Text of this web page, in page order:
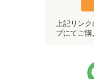
上記リンク
プにてご購